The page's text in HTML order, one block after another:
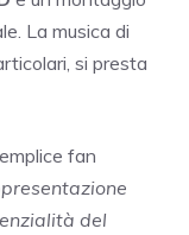
La musica di
si presta
fan
del